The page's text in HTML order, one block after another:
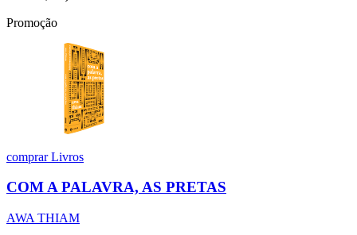
Promoção
comprarLivros
COM A PALAVRA, AS PRETAS
AWA THIAM